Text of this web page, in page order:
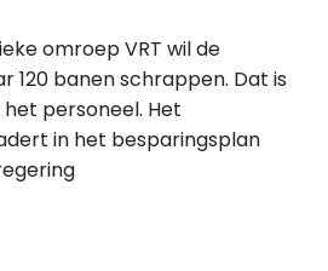
omroep VRT wil de
120 banen schrappen. Dat is
personeel. Het
in het besparingsplan